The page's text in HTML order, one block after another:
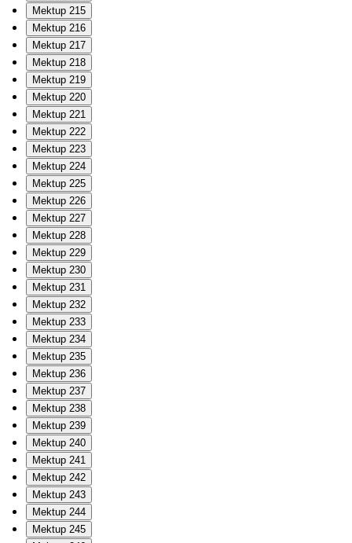
Mektup 215
Mektup 216
Mektup 217
Mektup 218
Mektup 219
Mektup 220
Mektup 221
Mektup 222
Mektup 223
Mektup 224
Mektup 225
Mektup 226
Mektup 227
Mektup 228
Mektup 229
Mektup 230
Mektup 231
Mektup 232
Mektup 233
Mektup 234
Mektup 235
Mektup 236
Mektup 237
Mektup 238
Mektup 239
Mektup 240
Mektup 241
Mektup 242
Mektup 243
Mektup 244
Mektup 245